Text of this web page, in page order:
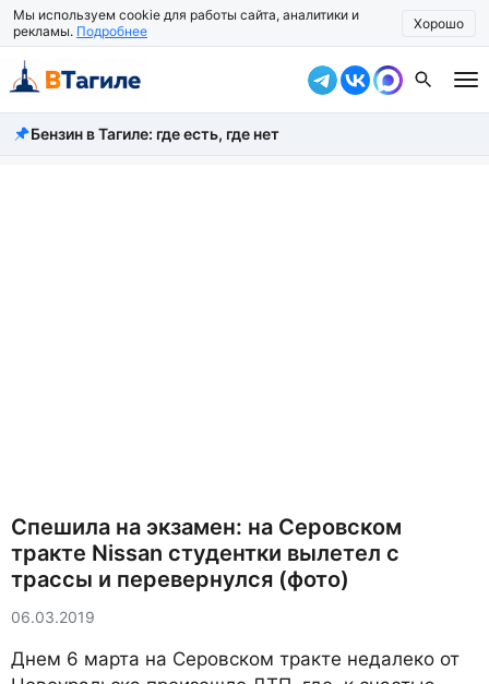
Мы используем cookie для работы сайта, аналитики и
рекламы. Подробнее Хорошо
Все новости
Бензин в Тагиле: где есть, где нет
Спешила на экзамен: на Серовском
тракте Nissan студентки вылетел с
трассы и перевернулся (фото)
06.03.2019
Днем 6 марта на Серовском тракте недалеко от